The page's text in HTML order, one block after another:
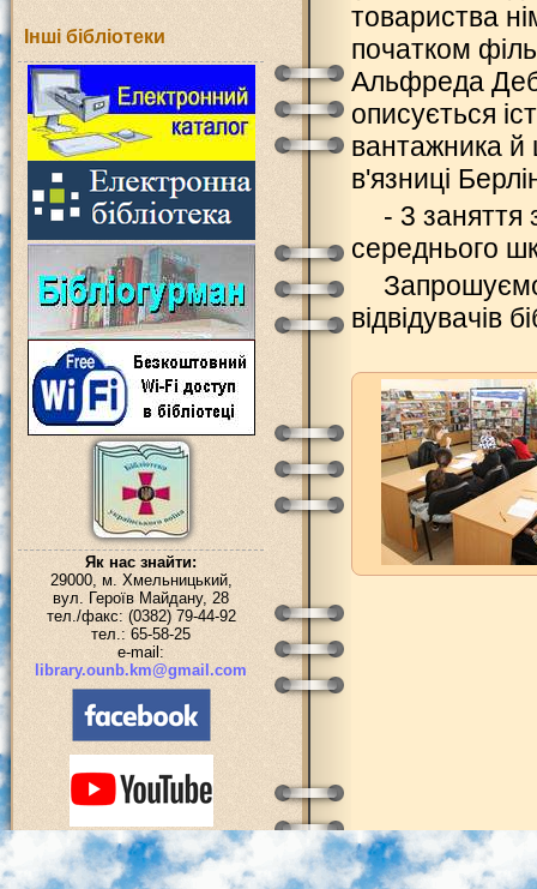
Інші бібліотеки
Як нас знайти:
29000, м. Хмельницький,
вул. Героїв Майдану, 28
тел./факс: (0382) 79-44-92
тел.: 65-58-25
e-mail:
library.ounb.km@gmail.com
товариства
початком
Альфреда
описується
вантажника й
в'язниці
- 3 заняття
середнього
відвідувачів